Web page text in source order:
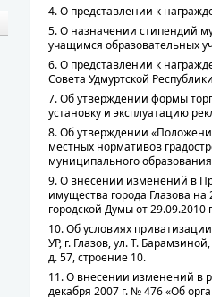
4. О представлении к
5. О назначении стипендий
учащимся образовательных
6. О представлении к
Совета Удмуртской
7. Об утверждении формы
установку и эксплуатацию
8. Об утверждении
местных нормативов
муниципального образования
9. О внесении изменений в
имущества города Глазова
городской Думы от
10. Об условиях
УР, г. Глазов, ул. Т.
д. 57, строение 10.
11. О внесении изменений в
декабря 2007 г. № 476 «Об